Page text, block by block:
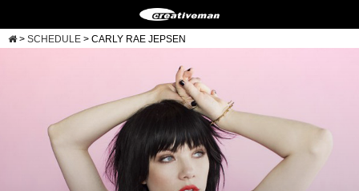
> SCHEDULE > CARLY RAE JEPSEN